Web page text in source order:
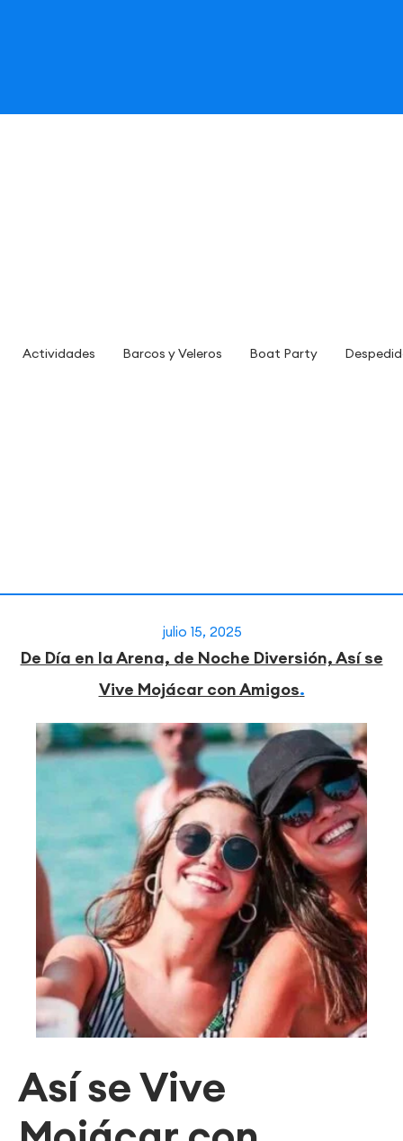
Actividades Barcos y Veleros Boat Party
julio 15, 2025
De Día en la Arena, de Noche Diversión, Así se
Vive Mojácar con Amigos
Así se Vive